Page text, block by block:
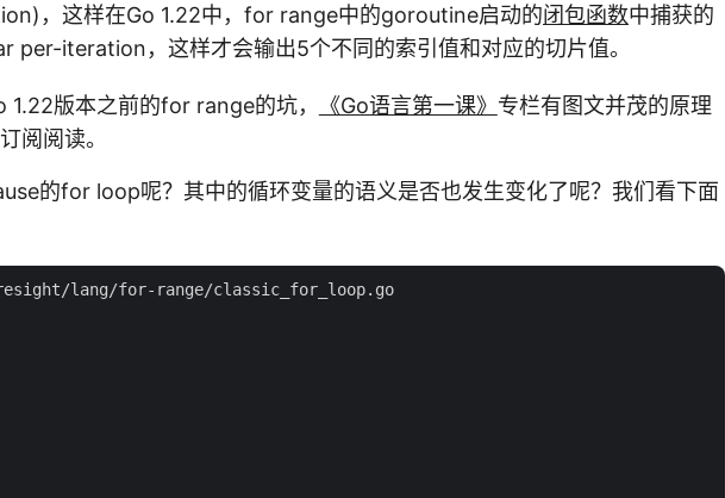
，这样在Go 1.22中，for range中的goroutine启动的闭包函数中捕获的
per-iteration，这样才会输出5个不同的索引值和对应的切片值。
1.22版本之前的for range的坑， 《Go语言第一课》 专栏有图文并茂的原理
阅阅读。
的for loop呢？其中的循环变量的语义是否也发生变化了呢？我们看下面
lang/for-range/classic_for_loop.go